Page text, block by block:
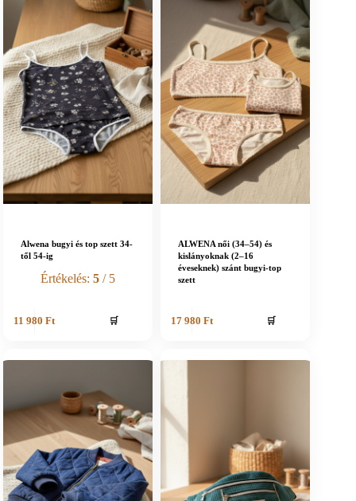
Alwena bugyi és top szett 34-
től 54-ig
Értékelés:5 / 5
11 980Ft 🛒
ALWENA női (34–54) és
kislányoknak (2–16
éveseknek) szánt bugyi-top
szett
17 980 Ft 🛒